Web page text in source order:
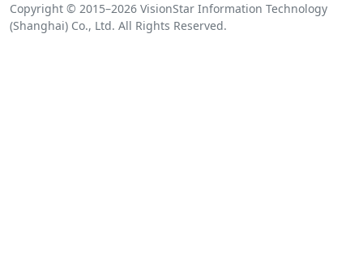
Copyright © 2015–2026 VisionStar Information Technology
(Shanghai) Co., Ltd. All Rights Reserved.